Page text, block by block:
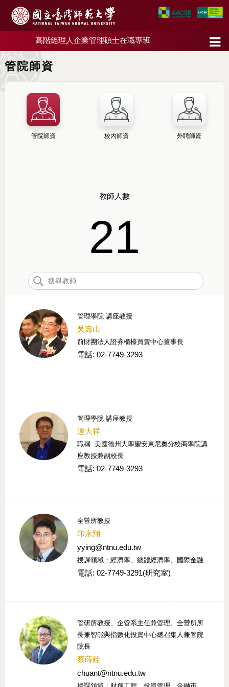
高階經理人企業管理碩士在職專班
管院師資
管院師資 校內師資 外聘師資
教師人數
21
管理學院 講座教授
吳壽山
前財團法人證券櫃檯買賣中心董事長
電話: 02-7749-3293
管理學院 講座教授
連大祥
職稱: 美國德州大學聖安東尼奧分校商學院講
座教授兼副校長
電話: 02-7749-3293
全營所教授
印永翔
yying@ntnu.edu.tw
授課領域：經濟學、總體經濟學、國際金融
電話: 02-7749-3291(研究室)
管研所教授、企管系主任兼管理、全營所所
長兼智能與指數化投資中心總召集人兼管院
院長
蔡蒔銓
chuant@ntnu.edu.tw